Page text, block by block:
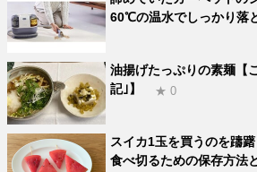
60℃の温水でしっかり落
油揚げたっぷりの素麺【
記｣】
★ 0
スイカ1玉を買うのを躊
食べ切るための保存方法